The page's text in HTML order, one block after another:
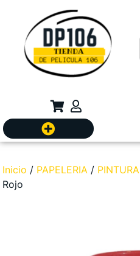
Inicio / PAPELERIA / PINTURA
Rojo